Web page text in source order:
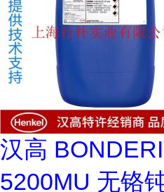
汉高
5200MU 无铬